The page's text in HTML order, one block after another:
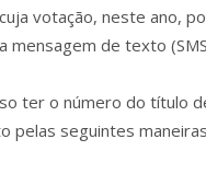
votação, neste ano,
mensagem de texto
ter o número do título
pelas seguintes